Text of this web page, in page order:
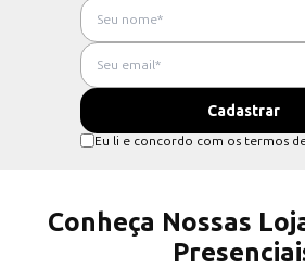
Eu li e concordo com os termos
Conheça Nossas